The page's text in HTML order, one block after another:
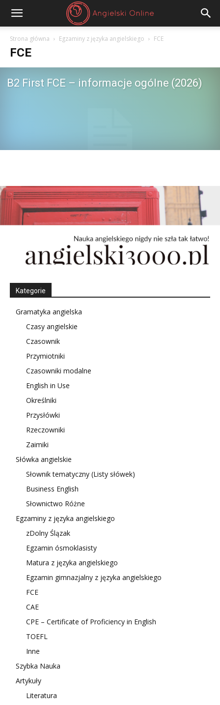
Angielski
Online
Strona główna Egzaminy z języka angielskiego FCE
FCE
B2 First FCE – informacje ogólne (2026)
Kategorie
Gramatyka angielska
Czasy angielskie
Czasownik
Przymiotniki
Czasowniki modalne
English in Use
Określniki
Przysłówki
Rzeczowniki
Zaimiki
Słówka angielskie
Słownik tematyczny (Listy słówek)
Business English
Słownictwo Różne
Egzaminy z języka angielskiego
zDolny Ślązak
Egzamin ósmoklasisty
Matura z języka angielskiego
Egzamin gimnazjalny z języka angielskiego
FCE
CAE
CPE – Certificate of Proficiency in English
TOEFL
Inne
Szybka Nauka
Artykuły
Literatura